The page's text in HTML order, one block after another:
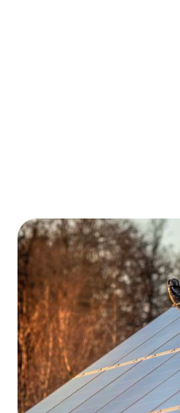
Aan de horizon:
dageraad voor
In Nederland is er een
duurzaamheid, met